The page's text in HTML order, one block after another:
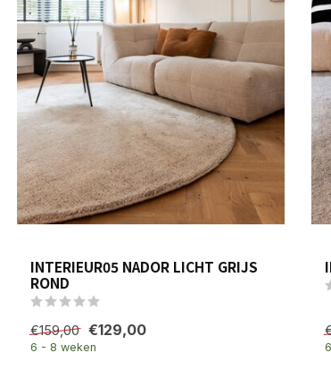
INTERIEUR05 NADOR LICHT GRIJS
ROND
€159,00 €129,00
6 - 8 weken